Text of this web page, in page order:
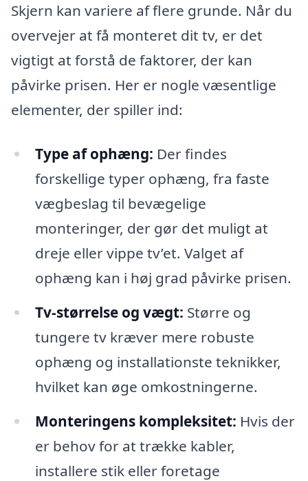
Skjern kan variere af flere grunde. Når du
overvejer at få monteret dit tv, er det
vigtigt at forstå de faktorer, der kan
påvirke prisen. Her er nogle væsentlige
elementer, der spiller ind:
Type af ophæng: Der findes
forskellige typer ophæng, fra faste
vægbeslag til bevægelige
monteringer, der gør det muligt at
dreje eller vippe tv’et. Valget af
ophæng kan i høj grad påvirke prisen.
Tv-størrelse og vægt: Større og
tungere tv kræver mere robuste
ophæng og installationste teknikker,
hvilket kan øge omkostningerne.
Monteringens kompleksitet: Hvis der
er behov for at trække kabler,
installere stik eller foretage